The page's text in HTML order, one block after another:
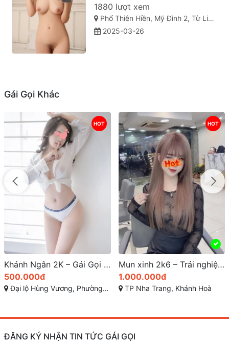
1880 lượt xem
Phố Thiên Hiền, Mỹ Đình 2, Từ Liêm, Hà Nội, Việt Nam
2025-03-26
Gái Gọi Khác
HOT
Mun xinh 2k6 – Trải nghiệm gái gọi nha trang cao cấp sang trọng Vip Nhất Khánh Hòa
1.000.000đ
TP Nha Trang, Khánh Hoà
Hồng Nhung gái gọi hậu giang nổi bật vẻ đẹp nóng bỏng
400.000đ
Nguyên Hồng, Phường 4, Vị Thanh, Hậu Giang
ĐĂNG KÝ NHẬN TIN TỨC GÁI GỌI